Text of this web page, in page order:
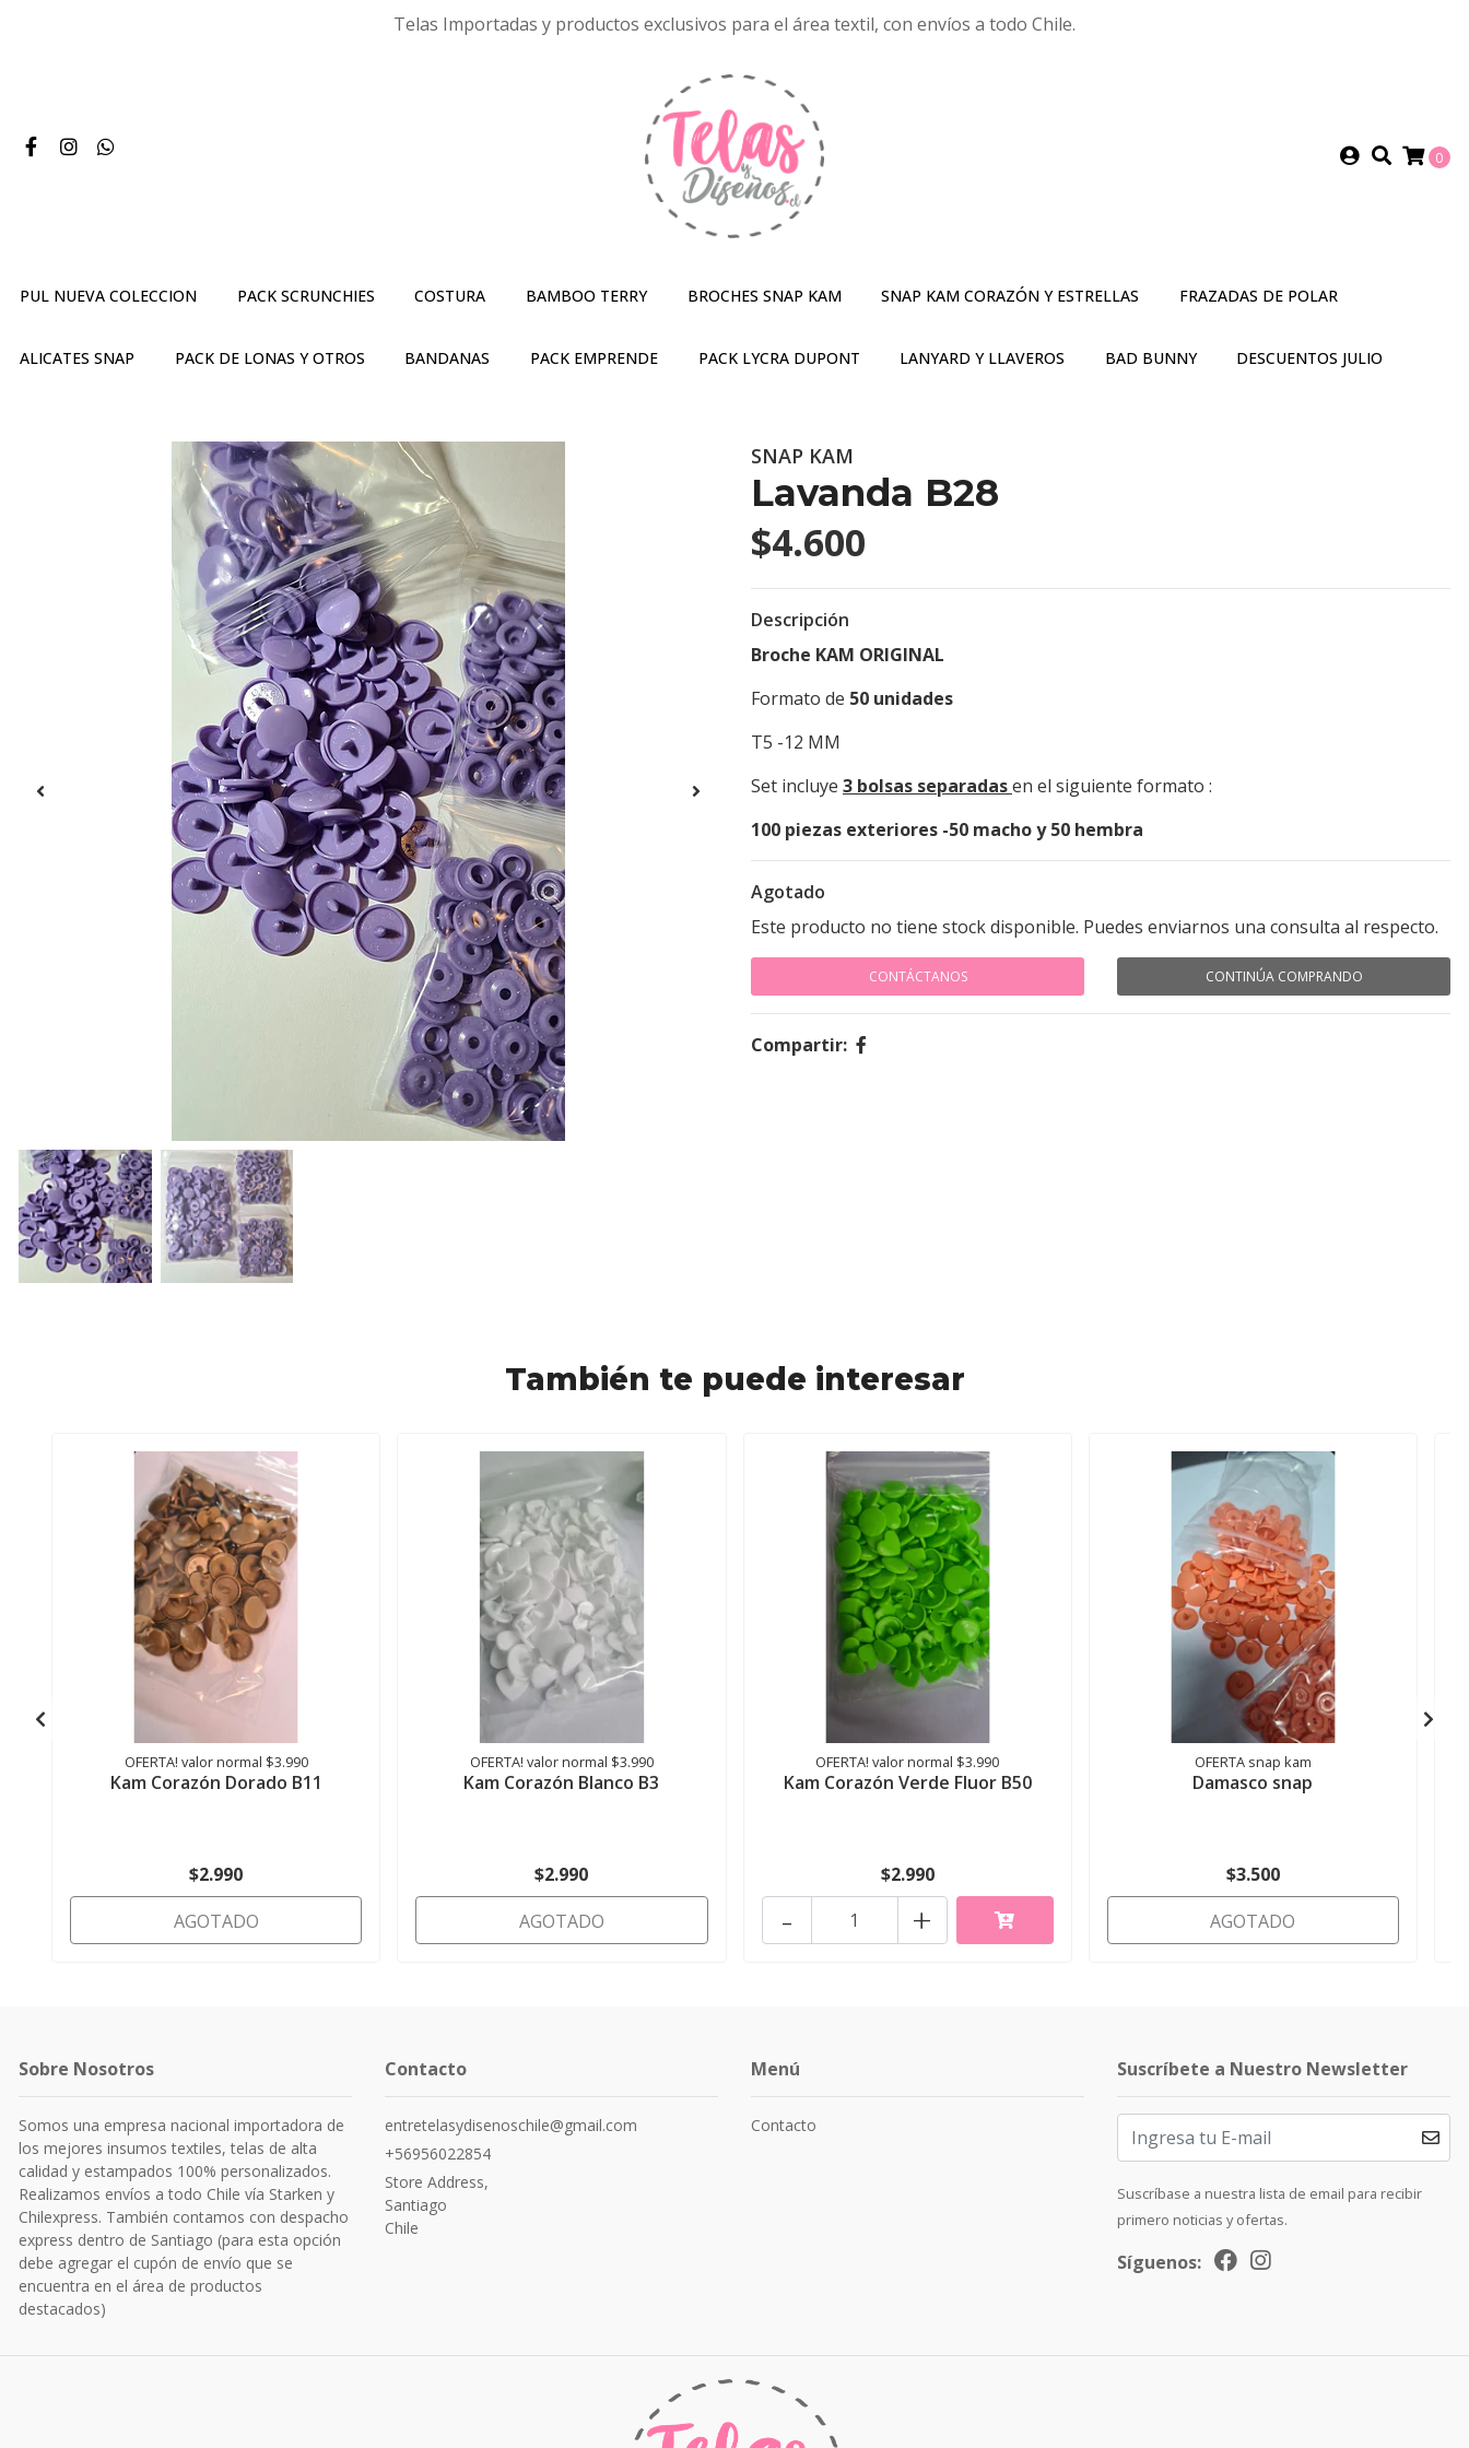
Telas Importadas y productos exclusivos para el área textil, con envíos a todo Chile.
0
PUL NUEVA COLECCION PACK SCRUNCHIES COSTURA BAMBOO TERRY BROCHES SNAP KAM SNAP KAM CORAZÓN Y ESTRELLAS FRAZADAS DE POLAR
ALICATES SNAP PACK DE LONAS Y OTROS BANDANAS PACK EMPRENDE PACK LYCRA DUPONT LANYARD Y LLAVEROS BAD BUNNY DESCUENTOS JULIO
SNAP KAM
Lavanda B28
$4.600
Descripción
Broche KAM ORIGINAL
Formato de 50 unidades
T5 -12 MM
Set incluye 3 bolsas separadasen el siguiente formato :
100 piezas exteriores -50 macho y 50 hembra
Agotado
Este producto no tiene stock disponible. Puedes enviarnos una consulta al respecto.
CONTÁCTANOS CONTINÚA COMPRANDO
Compartir:
También te puede interesar
OFERTA! valor normal $3.990
Kam Corazón Dorado B11
$2.990
AGOTADO
OFERTA! valor normal $3.990
Kam Corazón Blanco B3
$2.990
AGOTADO
OFERTA! valor normal $3.990
Kam Corazón Verde Fluor B50
$2.990
+
-
OFERTA snap kam
Damasco snap
$3.500
AGOTADO
Sobre Nosotros
Somos una empresa nacional importadora de
los mejores insumos textiles, telas de alta
calidad y estampados 100% personalizados.
Realizamos envíos a todo Chile vía Starken y
Chilexpress. También contamos con despacho
express dentro de Santiago (para esta opción
debe agregar el cupón de envío que se
encuentra en el área de productos
destacados)
Contacto
entretelasydisenoschile@gmail.com
+56956022854
Store Address,
Santiago
Chile
Menú
Contacto
Suscríbete a Nuestro Newsletter
Suscríbase a nuestra lista de email para recibir
primero noticias y ofertas.
Síguenos: